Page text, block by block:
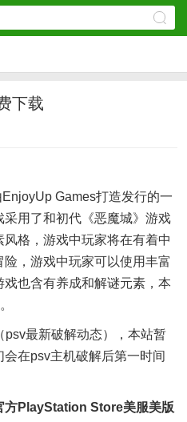
下载
Games打造发行的一
用了和初代《恶魔城》游戏
格，游戏中玩家将在有着中
，游戏中玩家可以使用丰富
也含有养成和解谜元素，本
最新破解动态），本站暂
在psv主机破解后第一时间
方PlayStation Store美服美版